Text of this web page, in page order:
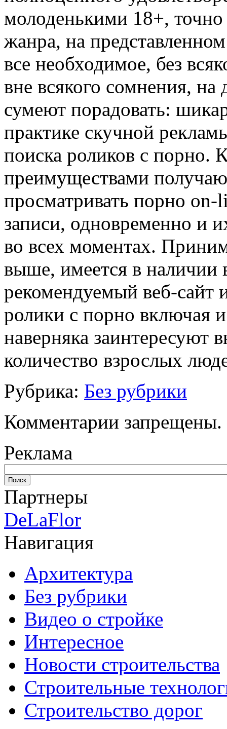
молоденькими 18+,
жанра, на
все необходимое, без
вне всякого сомнения, на
сумеют порадовать:
практике скучной
поиска роликов с порно.
преимуществами
просматривать порно
записи, одновременно и
во всех моментах.
выше, имеется в наличии
рекомендуемый веб-сайт
ролики с порно включая
наверняка заинтересуют
количество взрослых
Рубрика: Без рубрики
Комментарии запрещены.
Реклама
Партнеры
DeLaFlor
Навигация
Архитектура
Без рубрики
Видео о стройке
Интересное
Новости строительства
Строительные
Строительство дорог